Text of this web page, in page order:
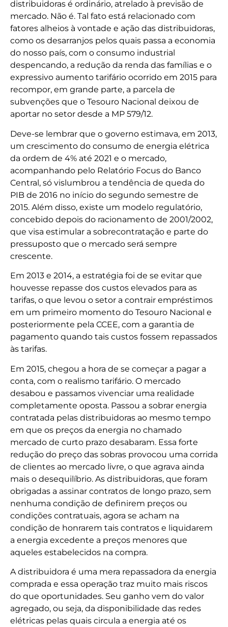
distribuidoras é ordinário, atrelado à previsão de
mercado. Não é. Tal fato está relacionado com
fatores alheios à vontade e ação das distribuidoras,
como os desarranjos pelos quais passa a economia
do nosso país, com o consumo industrial
despencando, a redução da renda das famílias e o
expressivo aumento tarifário ocorrido em 2015 para
recompor, em grande parte, a parcela de
subvenções que o Tesouro Nacional deixou de
aportar no setor desde a MP 579/12.
Deve-se lembrar que o governo estimava, em 2013,
um crescimento do consumo de energia elétrica
da ordem de 4% até 2021 e o mercado,
acompanhando pelo Relatório Focus do Banco
Central, só vislumbrou a tendência de queda do
PIB de 2016 no início do segundo semestre de
2015. Além disso, existe um modelo regulatório,
concebido depois do racionamento de 2001/2002,
que visa estimular a sobrecontratação e parte do
pressuposto que o mercado será sempre
crescente.
Em 2013 e 2014, a estratégia foi de se evitar que
houvesse repasse dos custos elevados para as
tarifas, o que levou o setor a contrair empréstimos
em um primeiro momento do Tesouro Nacional e
posteriormente pela CCEE, com a garantia de
pagamento quando tais custos fossem repassados
às tarifas.
Em 2015, chegou a hora de se começar a pagar a
conta, com o realismo tarifário. O mercado
desabou e passamos vivenciar uma realidade
completamente oposta. Passou a sobrar energia
contratada pelas distribuidoras ao mesmo tempo
em que os preços da energia no chamado
mercado de curto prazo desabaram. Essa forte
redução do preço das sobras provocou uma corrida
de clientes ao mercado livre, o que agrava ainda
mais o desequilíbrio. As distribuidoras, que foram
obrigadas a assinar contratos de longo prazo, sem
nenhuma condição de definirem preços ou
condições contratuais, agora se acham na
condição de honrarem tais contratos e liquidarem
a energia excedente a preços menores que
aqueles estabelecidos na compra.
A distribuidora é uma mera repassadora da energia
comprada e essa operação traz muito mais riscos
do que oportunidades. Seu ganho vem do valor
agregado, ou seja, da disponibilidade das redes
elétricas pelas quais circula a energia até os